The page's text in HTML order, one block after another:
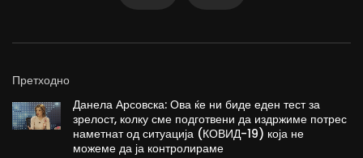
Претходно
Данела Арсовска: Ова ќе ни биде еден тест за
зрелост, колку сме подготвени да издржиме потрес
наметнат од ситуација (КОВИД-19) која не
можеме да ја контролираме